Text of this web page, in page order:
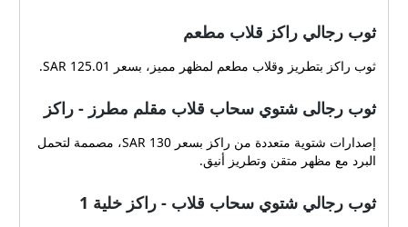
ثوب رجالي راكز قلاب مطعم
ثوب راكز بتطريز وقلاب مطعم لمظهر مميز، بسعر 125.01 SAR.
ثوب رجالى شتوي سحاب قلاب مقلم مطرز - راكز
إصدارات شتوية متعددة من راكز بسعر 130 SAR، مصممة لتحمل
البرد مع مظهر متقن وتطريز أنيق.
ثوب رجالي شتوي سحاب قلاب - راكز خلية 1